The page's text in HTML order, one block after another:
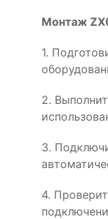
Монтаж
1.
2.
3.
4.